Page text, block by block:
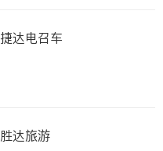
捷达电召车
胜达旅游